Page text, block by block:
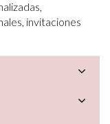
invitaciones